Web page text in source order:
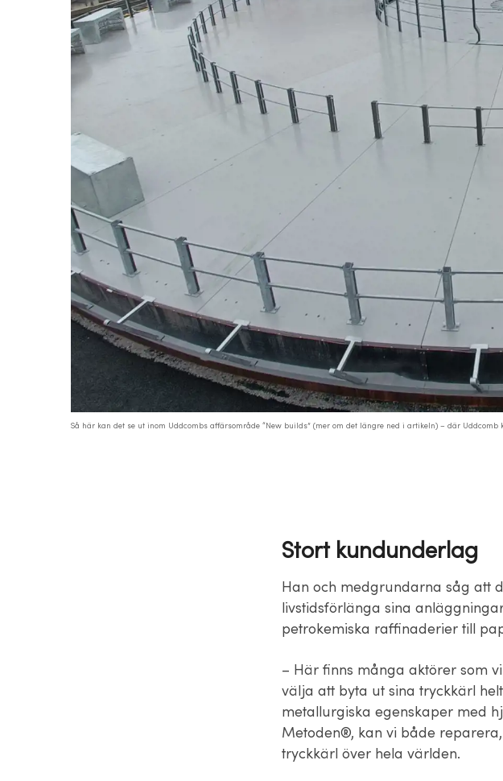
Så här kan det se ut inom Uddcombs affärsområde “New builds” (mer om det längre ned i artikeln) – där
Stort kundunderlag
Han och medgrundarna såg att
livstidsförlänga sina
petrokemiska raffinaderier till
– Här finns många aktörer som
välja att byta ut sina tryckkärl
metallurgiska egenskaper med
Metoden®, kan vi både
tryckkärl över hela världen.